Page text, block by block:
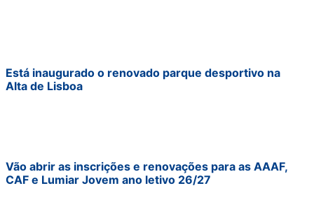
Está inaugurado o renovado parque desportivo na
Alta de Lisboa
Vão abrir as inscrições e renovações para as AAAF,
CAF e Lumiar Jovem ano letivo 26/27